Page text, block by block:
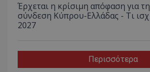
Έρχεται η κρίσιμη απόφαση για
σύνδεση Κύπρου-Ελλάδας - Τι
2027
Περισσότερα